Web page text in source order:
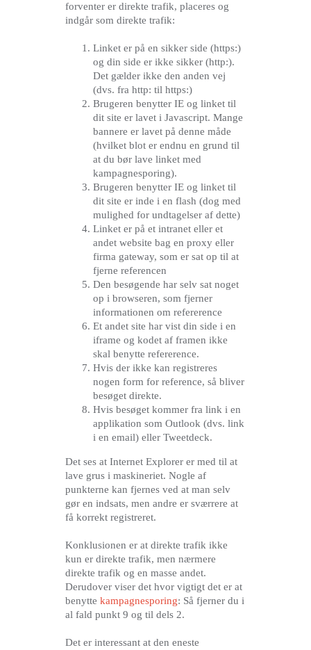
forventer er direkte trafik, placeres og
indgår som direkte trafik:
Linket er på en sikker side (https:)
og din side er ikke sikker (http:).
Det gælder ikke den anden vej
(dvs. fra http: til https:)
Brugeren benytter IE og linket til
dit site er lavet i Javascript. Mange
bannere er lavet på denne måde
(hvilket blot er endnu en grund til
at du bør lave linket med
kampagnesporing).
Brugeren benytter IE og linket til
dit site er inde i en flash (dog med
mulighed for undtagelser af dette)
Linket er på et intranet eller et
andet website bag en proxy eller
firma gateway, som er sat op til at
fjerne referencen
Den besøgende har selv sat noget
op i browseren, som fjerner
informationen om refererence
Et andet site har vist din side i en
iframe og kodet af framen ikke
skal benytte refererence.
Hvis der ikke kan registreres
nogen form for reference, så bliver
besøget direkte.
Hvis besøget kommer fra link i en
applikation som Outlook (dvs. link
i en email) eller Tweetdeck.
Det ses at Internet Explorer er med til at
lave grus i maskineriet. Nogle af
punkterne kan fjernes ved at man selv
gør en indsats, men andre er sværrere at
få korrekt registreret.
Konklusionen er at direkte trafik ikke
kun er direkte trafik, men nærmere
direkte trafik og en masse andet.
Derudover viser det hvor vigtigt det er at
benytte kampagnesporing: Så fjerner du i
al fald punkt 9 og til dels 2.
Det er interessant at den eneste